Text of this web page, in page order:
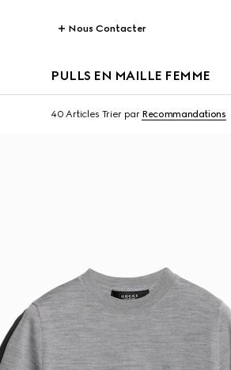
Nous Contacter
PULLS EN MAILLE FEMME
40 Articles Trier par Recommandations